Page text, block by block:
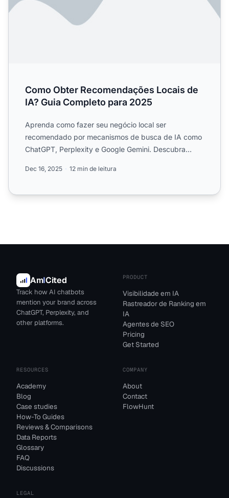
Como Obter Recomendações Locais de
IA? Guia Completo para 2025
Aprenda como fazer seu negócio local ser
recomendado por mecanismos de busca de IA como
ChatGPT, Perplexity e Google Gemini. Descubra
Dec 16, 2025 12 min de leitura
AmICited
Track how AI chatbots
mention your brand across
ChatGPT, Perplexity, and
other platforms.
PRODUCT
Visibilidade em IA
Rastreador de Ranking em
IA
Agentes de SEO
Pricing
Get Started
RESOURCES
Academy
Blog
Case studies
How-To Guides
Reviews & Comparisons
Data Reports
Glossary
FAQ
Discussions
COMPANY
About
Contact
FlowHunt
LEGAL